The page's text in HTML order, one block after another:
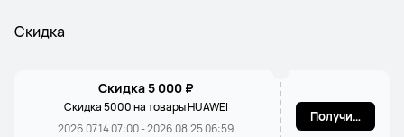
Скидка
Скидка 5 000 ₽
Скидка 5000 на товары HUAWEI
2026.07.14 07:00 - 2026.08.25 06:59
Получить